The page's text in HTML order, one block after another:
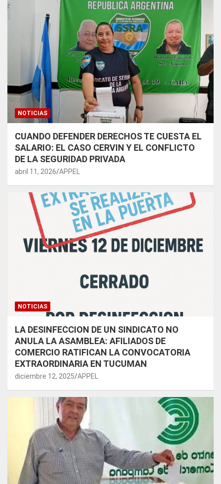
NOTICIAS
CUANDO DEFENDER DERECHOS TE CUESTA EL
SALARIO: EL CASO CERVIN Y EL CONFLICTO
DE LA SEGURIDAD PRIVADA
abril 11, 2026 APPEL
NOTICIAS
LA DESINFECCION DE UN SINDICATO NO
ANULA LA ASAMBLEA: AFILIADOS DE
COMERCIO RATIFICAN LA CONVOCATORIA
EXTRAORDINARIA EN TUCUMAN
diciembre 12, 2025 APPEL